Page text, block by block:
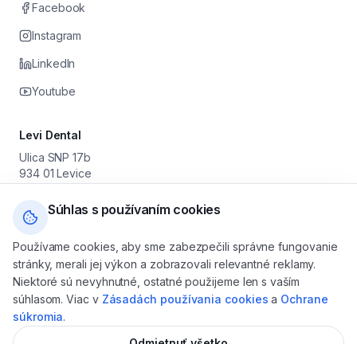
Facebook
Instagram
LinkedIn
Youtube
Levi Dental
Ulica SNP 17b
934 01 Levice
IČO: 55 630 251 · DIČ: 2122046179 · IČ DPH: SK2122046179
+421 905 616 800
levicedental@gmail.com
Po — Pia: 08:00 — 16:00
So — Ne: na objednávku
Súhlas s používaním cookies
Používame cookies, aby sme zabezpečili správne fungovanie
stránky, merali jej výkon a zobrazovali relevantné reklamy.
Niektoré sú nevyhnutné, ostatné použijeme len s vaším
súhlasom. Viac v Zásadách používania cookies a Ochrane
súkromia.